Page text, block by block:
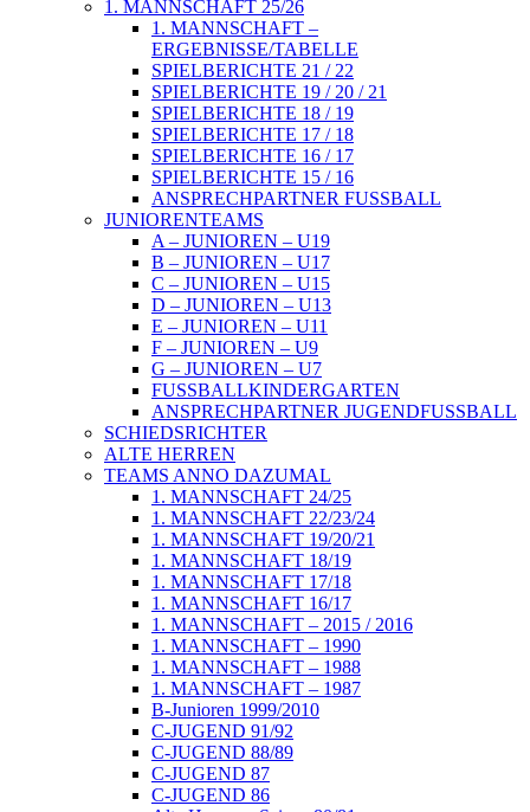
1. MANNSCHAFT 25/26
1. MANNSCHAFT –
ERGEBNISSE/TABELLE
SPIELBERICHTE 21 / 22
SPIELBERICHTE 19 / 20 / 21
SPIELBERICHTE 18 / 19
SPIELBERICHTE 17 / 18
SPIELBERICHTE 16 / 17
SPIELBERICHTE 15 / 16
ANSPRECHPARTNER FUSSBALL
JUNIORENTEAMS
A – JUNIOREN – U19
B – JUNIOREN – U17
C – JUNIOREN – U15
D – JUNIOREN – U13
E – JUNIOREN – U11
F – JUNIOREN – U9
G – JUNIOREN – U7
FUSSBALLKINDERGARTEN
ANSPRECHPARTNER JUGENDFUSSBALL
SCHIEDSRICHTER
ALTE HERREN
TEAMS ANNO DAZUMAL
1. MANNSCHAFT 24/25
1. MANNSCHAFT 22/23/24
1. MANNSCHAFT 19/20/21
1. MANNSCHAFT 18/19
1. MANNSCHAFT 17/18
1. MANNSCHAFT 16/17
1. MANNSCHAFT – 2015 / 2016
1. MANNSCHAFT – 1990
1. MANNSCHAFT – 1988
1. MANNSCHAFT – 1987
B-Junioren 1999/2010
C-JUGEND 91/92
C-JUGEND 88/89
C-JUGEND 87
C-JUGEND 86